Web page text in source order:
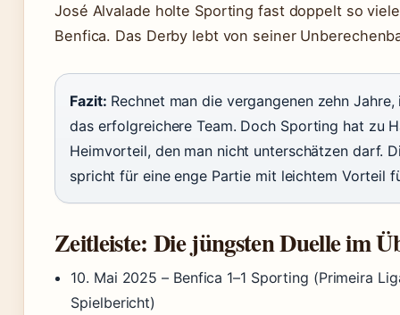
José Alvalade holte Sporting fast doppelt so
Benfica. Das Derby lebt von seiner
Fazit: Rechnet man die vergangenen zehn
das erfolgreichere Team. Doch Sporting hat zu
Heimvorteil, den man nicht unterschätzen darf.
spricht für eine enge Partie mit leichtem Vorteil
Zeitleiste: Die jüngsten Duelle im
10. Mai 2025 – Benfica 1–1 Sporting (Primeira
Spielbericht)